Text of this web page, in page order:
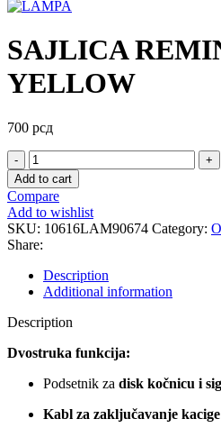
SAJLICA
YELLOW
700 рсд
SAJLICA
REMINDER
YELLOW
quantity
Add to cart
Compare
Add to wishlist
SKU: 10616LAM90674 Category:
Share:
Description
Additional information
Description
Dvostruka funkcija:
Podsetnik za disk kočnicu i
Kabl za zaključavanje kacige